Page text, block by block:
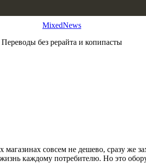
MixedNews
Переводы без рерайта и копипасты
совсем не дешево, сразу же
каждому потребителю. Но это